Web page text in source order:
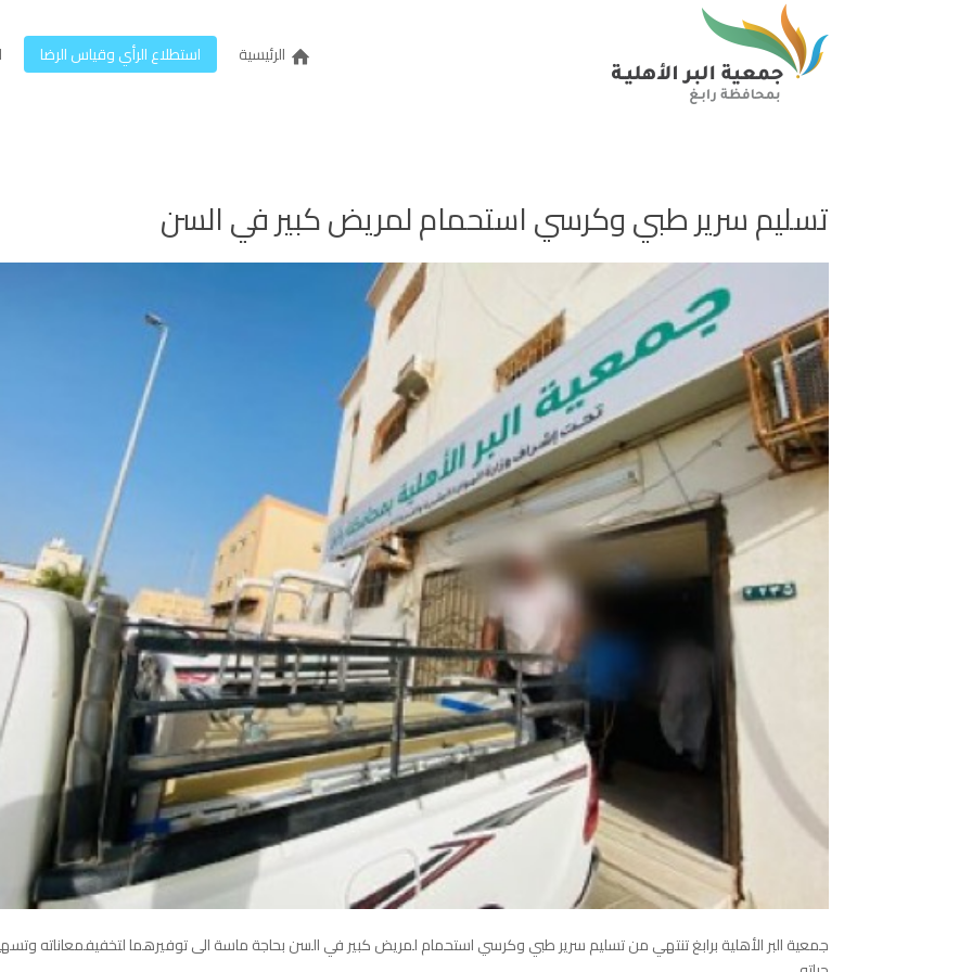
الرئيسية استطلاع الرأي وقياس الرضا
تسليم سرير طبي وكرسي استحمام لمريض كبير في السن
جمعيةالبرالأهليةبرابغتنتهيمنتسليمسريرطبيوكرسياستحماملمريضكبيرفيالسنبحاجةماسةالىتوفيرهمالتخفيفمعاناته